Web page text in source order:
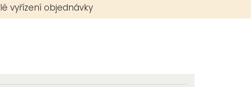
vyřízení objednávky